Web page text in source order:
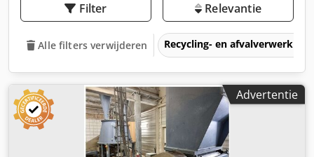
Filter Relevantie
Alle filters verwijderen Recycling- en
Advertentie